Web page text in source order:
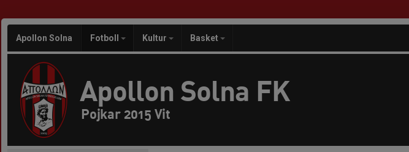
Apollon Solna Fotboll Kultur Basket
Apollon Solna FK
Pojkar 2015 Vit